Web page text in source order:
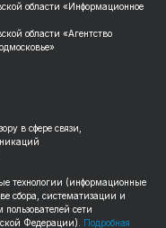
области «Информационное
области «Агентство
в сфере связи,
технологии (информационные
сбора, систематизации и
сети
Федерации).
Подробная